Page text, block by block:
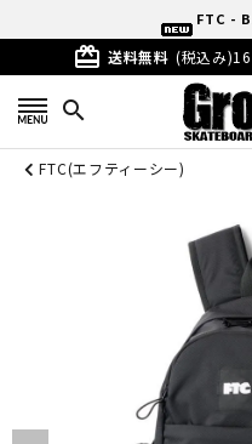
FTC -
card_giftcard 送料無料 (税込み
search
FTC(エフティーシー)